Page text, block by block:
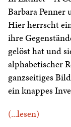
Barbara
Hier herrscht
ihre
gelöst hat und
alphabetischer
ganzseitiges
ein knappes
(...lesen)